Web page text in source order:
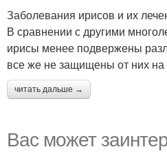
Заболевания ирисов и их
В сравнении с другими
ирисы менее подвержены
все же не защищены от них на
читать дальше →
Вас может